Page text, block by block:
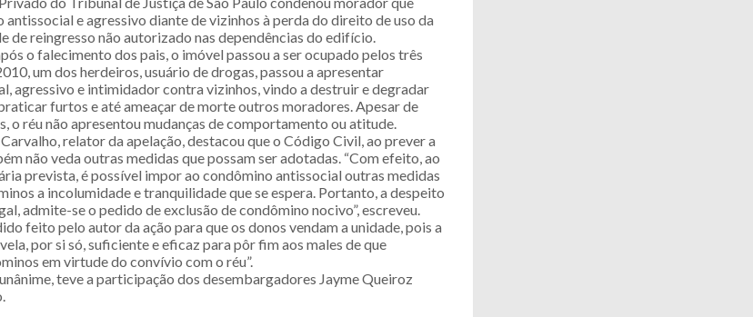
e agressivo diante de vizinhos à perda do direito de uso da
de reingresso não autorizado nas dependências do edifício.
o falecimento dos pais, o imóvel passou a ser ocupado pelos três
um dos herdeiros, usuário de drogas, passou a apresentar
agressivo e intimidador contra vizinhos, vindo a destruir e degradar
furtos e até ameaçar de morte outros moradores. Apesar de
o réu não apresentou mudanças de comportamento ou atitude.
relator da apelação, destacou que o Código Civil, ao prever a
não veda outras medidas que possam ser adotadas. “Com efeito, ao
prevista, é possível impor ao condômino antissocial outras medidas
a incolumidade e tranquilidade que se espera. Portanto, a despeito
admite-se o pedido de exclusão de condômino nocivo”, escreveu.
feito pelo autor da ação para que os donos vendam a unidade, pois a
por si só, suficiente e eficaz para pôr fim aos males de que
em virtude do convívio com o réu”.
teve a participação dos desembargadores Jayme Queiroz